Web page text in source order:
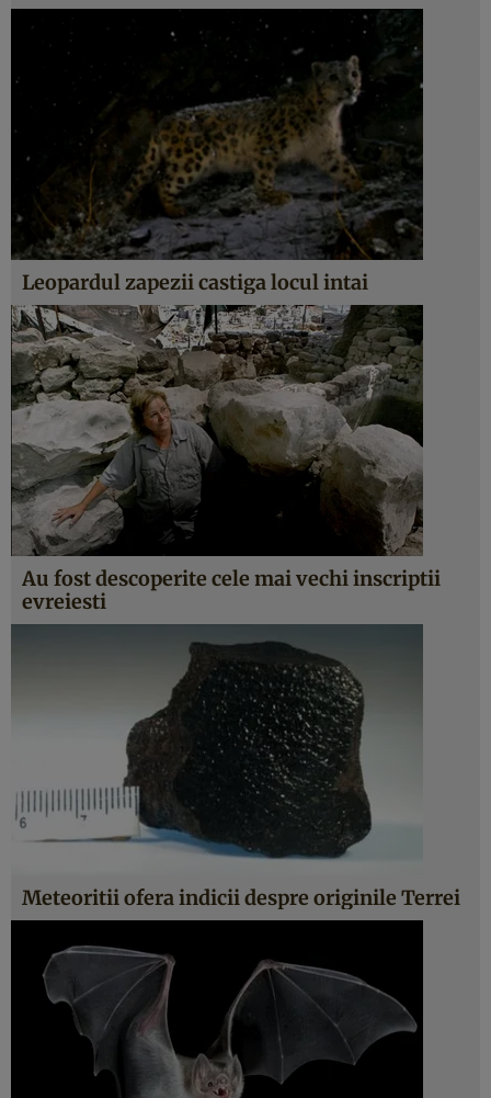
Leopardul zapezii castiga locul intai
Au fost descoperite cele mai vechi inscriptii
evreiesti
Meteoritii ofera indicii despre originile Terrei